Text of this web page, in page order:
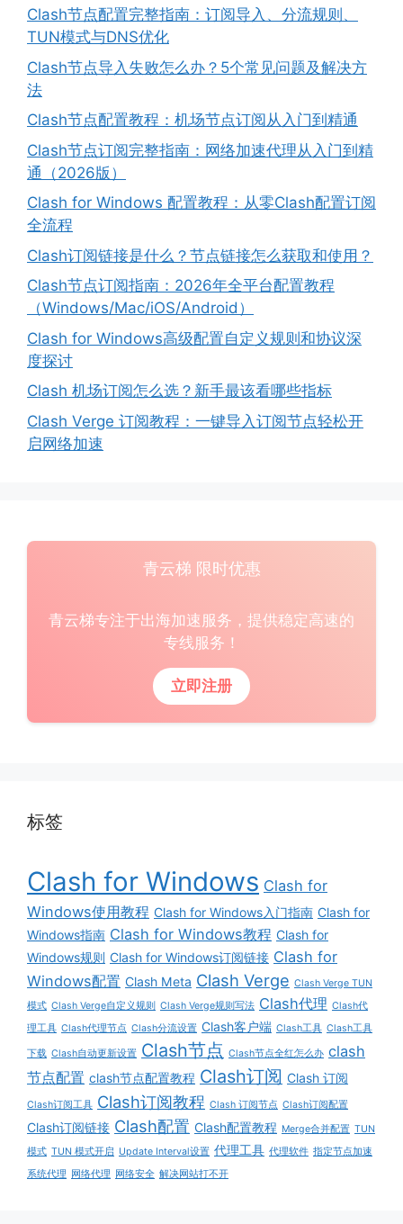
Clash节点配置完整指南：订阅导入、分流规则、
TUN模式与DNS优化
Clash节点导入失败怎么办？5个常见问题及解决方
法
Clash节点配置教程：机场节点订阅从入门到精通
Clash节点订阅完整指南：网络加速代理从入门到精
通（2026版）
Clash for Windows 配置教程：从零Clash配置订阅
全流程
Clash订阅链接是什么？节点链接怎么获取和使用？
Clash节点订阅指南：2026年全平台配置教程
（Windows/Mac/iOS/Android）
Clash for Windows高级配置自定义规则和协议深
度探讨
Clash 机场订阅怎么选？新手最该看哪些指标
Clash Verge 订阅教程：一键导入订阅节点轻松开
启网络加速
青云梯 限时优惠
青云梯专注于出海加速服务，提供稳定高速的
专线服务！
立即注册
标签
Clash for Windows Clash for
Windows使用教程 Clash for Windows入门指南 Clash for
Windows指南 Clash for Windows教程 Clash for
Windows规则 Clash for Windows订阅链接 Clash for
Windows配置 Clash Meta Clash Verge Clash Verge TUN
模式 Clash Verge自定义规则 Clash Verge规则写法 Clash代理 Clash代
理工具 Clash代理节点 Clash分流设置 Clash客户端 Clash工具 Clash工具
下载 Clash自动更新设置 Clash节点 Clash节点全红怎么办 clash
节点配置 clash节点配置教程 Clash订阅 Clash 订阅
Clash订阅工具 Clash订阅教程 Clash 订阅节点 Clash订阅配置
Clash订阅链接 Clash配置 Clash配置教程 Merge合并配置 TUN
模式 TUN 模式开启 Update Interval设置 代理工具 代理软件 指定节点加速
系统代理 网络代理 网络安全 解决网站打不开